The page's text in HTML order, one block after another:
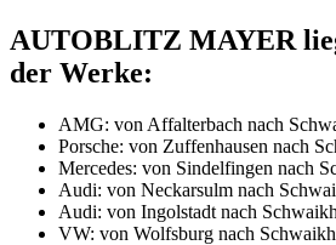
AUTOBLITZ MAYER
der Werke:
AMG: von Affalterbach nach
Porsche: von Zuffenhausen nach
Mercedes: von Sindelfingen nach
Audi: von Neckarsulm nach
Audi: von Ingolstadt nach
VW: von Wolfsburg nach